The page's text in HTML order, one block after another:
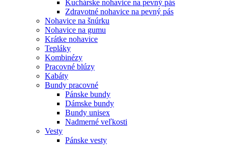
Kuchárske nohavice na pevný pás
Zdravotné nohavice na pevný pás
Nohavice na šnúrku
Nohavice na gumu
Krátke nohavice
Tepláky
Kombinézy
Pracovné blúzy
Kabáty
Bundy pracovné
Pánske bundy
Dámske bundy
Bundy unisex
Nadmerné veľkosti
Vesty
Pánske vesty